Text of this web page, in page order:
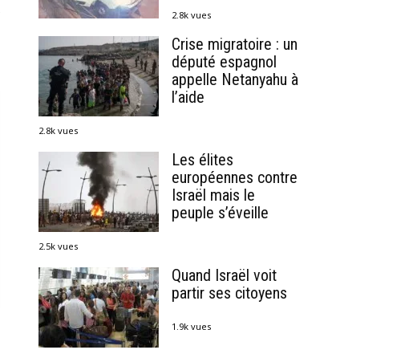
2.8k vues
Crise migratoire : un
député espagnol
appelle Netanyahu à
l’aide
2.8k vues
Les élites
européennes contre
Israël mais le
peuple s’éveille
2.5k vues
Quand Israël voit
partir ses citoyens
1.9k vues